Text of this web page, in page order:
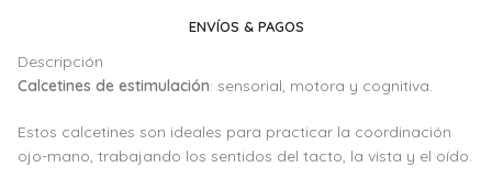
ENVÍOS & PAGOS
Descripción
Calcetines de estimulación: sensorial, motora y cognitiva.
Estos calcetines son ideales para practicar la coordinación
ojo-mano, trabajando los sentidos del tacto, la vista y el oído.